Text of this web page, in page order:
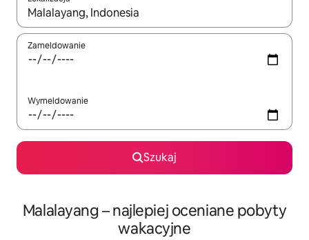
Gdy wyniki będą dostępne, możesz poruszać się po nich za
Zameldowanie
Wymeldowanie
Szukaj
Malalayang – najlepiej oceniane pobyty
wakacyjne